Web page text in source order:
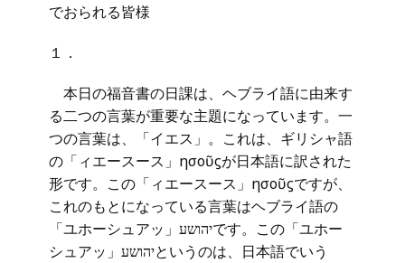
でおられる皆様
１．
本日の福音書の日課は、ヘブライ語に由来す
る二つの言葉が重要な主題になっています。一
つの言葉は、「イエス」。これは、ギリシャ語
の「ィエースース」Ἰησοῦϛが日本語に訳された
形です。この「ィエースース」Ἰησοῦϛですが、
これのもとになっている言葉はヘブライ語の
「ユホーシュアッ」יהושעです。この「ユホー
シュアッ」יהושעというのは、日本語でいう